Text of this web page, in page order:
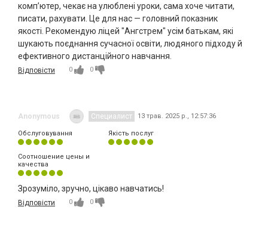
комп’ютер, чекає на улюблені уроки, сама хоче читати,
писати, рахувати. Це для нас — головний показник
якості. Рекомендую ліцей "Ангстрем" усім батькам, які
шукають поєднання сучасної освіти, людяного підходу й
ефективного дистанційного навчання.
Відповісти 0 0
Anonymous Специалист 13 трав. 2025 р., 12:57:36
Обслуговування Якість послуг
Соотношение цены и
качества
Зрозуміло, зручно, цікаво навчатись!
Відповісти 0 0